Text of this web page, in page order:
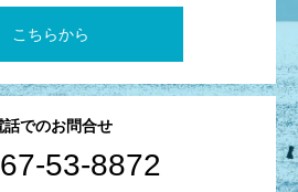
こちらから
話でのお問合せ
53-8872